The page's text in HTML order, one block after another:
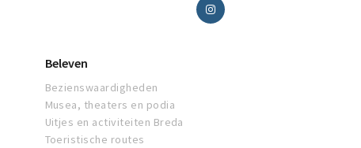
Beleven
Bezienswaardigheden
Musea, theaters en podia
Uitjes en activiteiten Breda
Toeristische routes